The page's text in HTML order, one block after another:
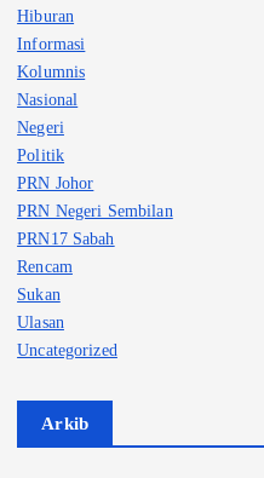
Hiburan
Informasi
Kolumnis
Nasional
Negeri
Politik
PRN Johor
PRN Negeri Sembilan
PRN17 Sabah
Rencam
Sukan
Ulasan
Uncategorized
Arkib